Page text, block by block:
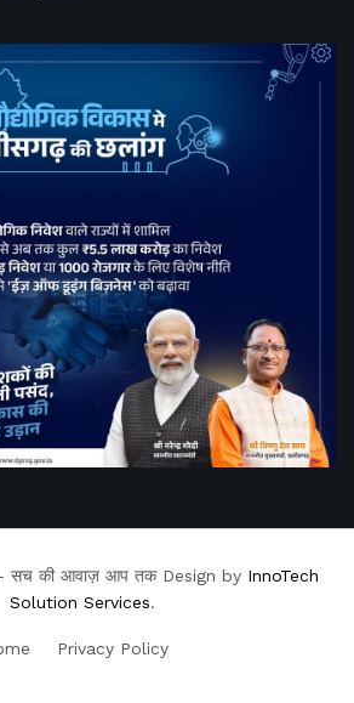
सच की आवाज़ आप तक Design by InnoTech
Solution Services.
Privacy Policy